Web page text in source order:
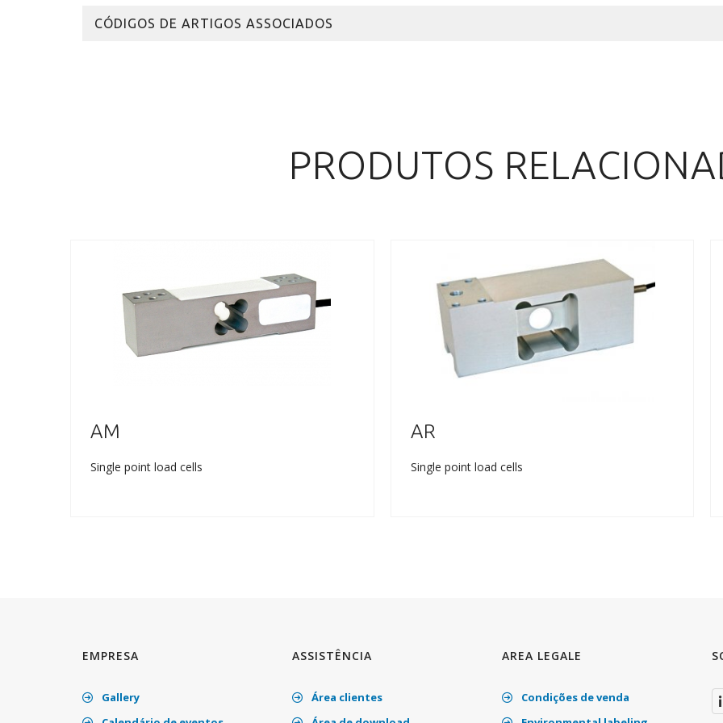
CÓDIGOS DE ARTIGOS ASSOCIADOS
PRODUTOS
AM
Single point load cells
AR
Single point load cells
EMPRESA
Gallery
ASSISTÊNCIA
Área clientes
AREA LEGALE
Condições de venda